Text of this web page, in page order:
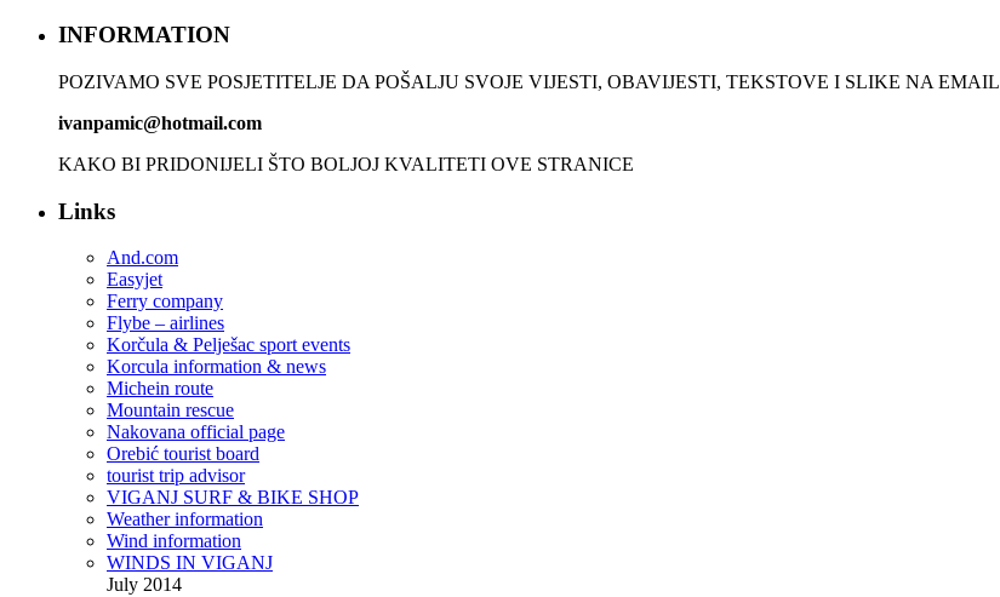
INFORMATION
POZIVAMO SVE POSJETITELJE DA POŠALJU SVOJE VIJESTI, OBAVIJESTI, TEKSTOVE I SLIKE NA EMAIL
ivanpamic@hotmail.com
KAKO BI PRIDONIJELI ŠTO BOLJOJ KVALITETI OVE STRANICE
Links
And.com
Easyjet
Ferry company
Flybe – airlines
Korčula & Pelješac sport events
Korcula information & news
Michein route
Mountain rescue
Nakovana official page
Orebić tourist board
tourist trip advisor
VIGANJ SURF & BIKE SHOP
Weather information
Wind information
WINDS IN VIGANJ
July 2014